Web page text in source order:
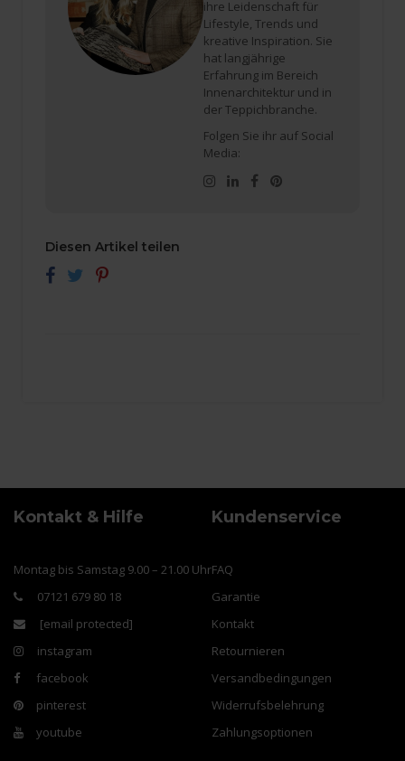
ihre Leidenschaft für
Lifestyle, Trends und
kreative Inspiration. Sie
hat langjährige
Erfahrung im Bereich
Innenarchitektur und in
der Teppichbranche.
Folgen Sie ihr auf Social
Media:
Diesen Artikel teilen
Kontakt & Hilfe
Montag bis Samstag 9.00 – 21.00 Uhr
07121 679 80 18
[email protected]
instagram
facebook
pinterest
youtube
Kundenservice
FAQ
Garantie
Kontakt
Retournieren
Versandbedingungen
Widerrufsbelehrung
Zahlungsoptionen